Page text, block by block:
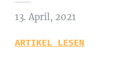
13. April, 2021
ARTIKEL LESEN